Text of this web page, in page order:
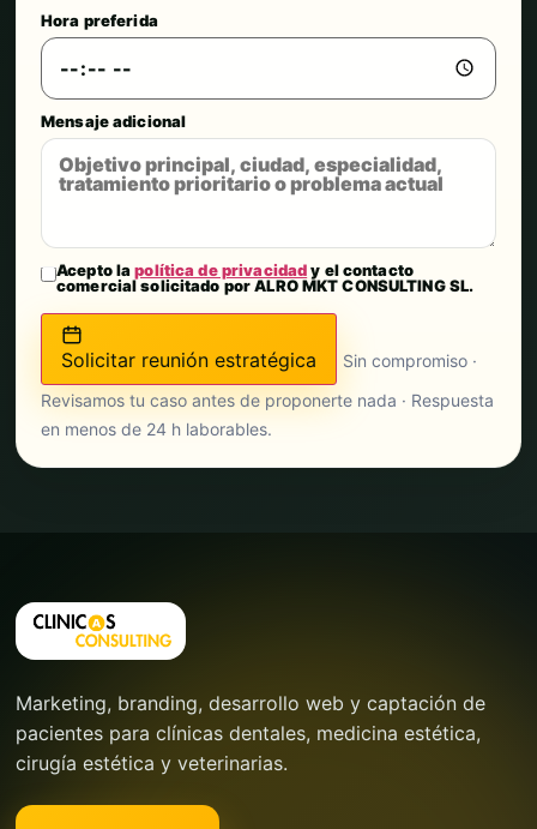
Hora preferida
Mensaje adicional
Acepto lapolítica de privacidady el contacto
comercial solicitado por ALRO MKT CONSULTING SL.
Solicitar reunión estratégica
Sin compromiso ·
Revisamos tu caso antes de proponerte nada · Respuesta
en menos de 24 h laborables.
Marketing, branding, desarrollo web y captación de
pacientes para clínicas dentales, medicina estética,
cirugía estética y veterinarias.